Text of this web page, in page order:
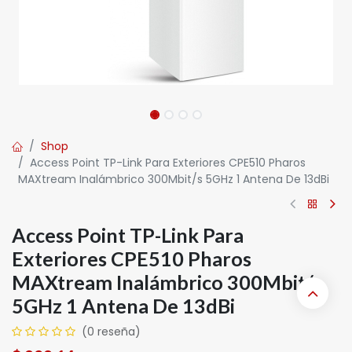
Shop
Access Point TP-Link Para Exteriores CPE510 Pharos
MAXtream Inalámbrico 300Mbit/s 5GHz 1 Antena De 13dBi
Access Point TP-Link Para
Exteriores CPE510 Pharos
MAXtream Inalámbrico 300Mbit/s
5GHz 1 Antena De 13dBi
(0 reseña)